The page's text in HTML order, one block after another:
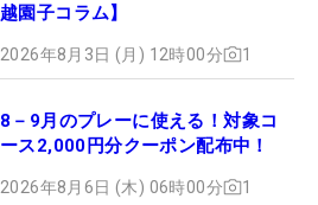
越園子コラム】
2026年8月3日 (月) 12時00分 1
8－9月のプレーに使える！対象コ
ース2,000円分クーポン配布中！
2026年8月6日 (木) 06時00分 1